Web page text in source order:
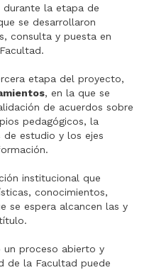
la etapa de
se desarrollaron
consulta y puesta en
etapa del proyecto,
, en la que se
de acuerdos sobre
pedagógicos, la
estudio y los ejes
institucional que
conocimientos,
se espera alcancen las y
un proceso abierto y
de la Facultad puede